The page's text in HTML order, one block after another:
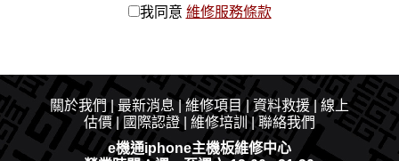
我同意 維修服務條款
關於我們|最新消息 |​維修項目|資料救援|線上
估價|國際認證| 維修培訓|聯絡我們
e機通iphone主機板維修中心